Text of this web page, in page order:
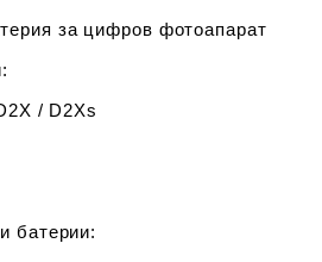
за цифров фотоапарат
:
/ D2Xs
батерии: